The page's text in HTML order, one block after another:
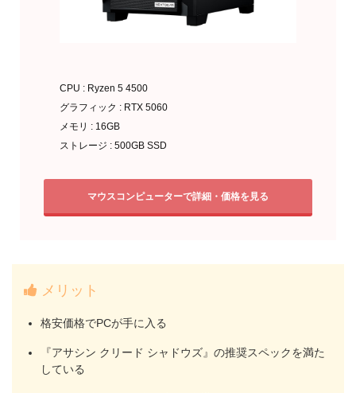
CPU : Ryzen 5 4500
グラフィック : RTX 5060
メモリ : 16GB
ストレージ : 500GB SSD
マウスコンピューターで詳細・価格を見る
メリット
格安価格でPCが手に入る
『アサシン クリード シャドウズ』の推奨スペックを満た
している